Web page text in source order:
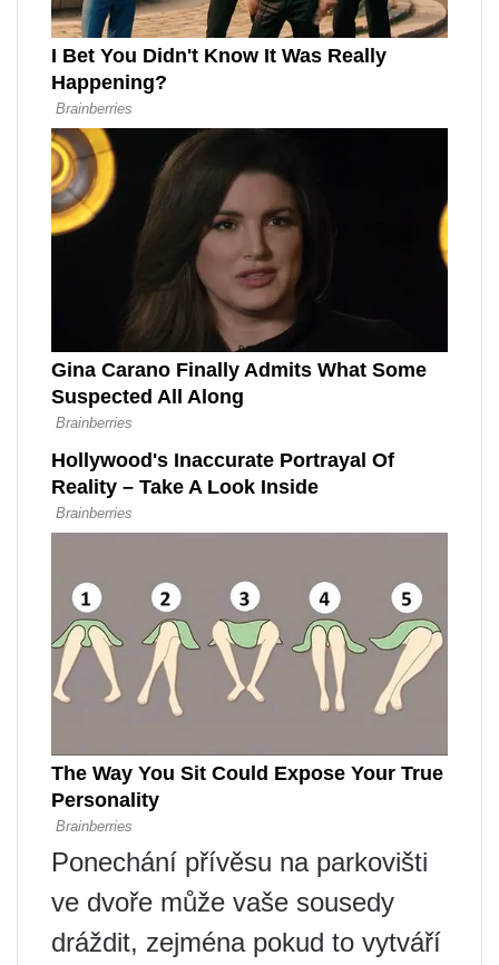
Ponechání přívěsu na parkovišti
ve dvoře může vaše sousedy
dráždit, zejména pokud to vytváří